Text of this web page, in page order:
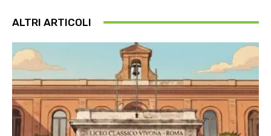
ALTRI ARTICOLI